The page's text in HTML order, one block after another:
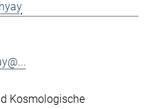
Kosmologische